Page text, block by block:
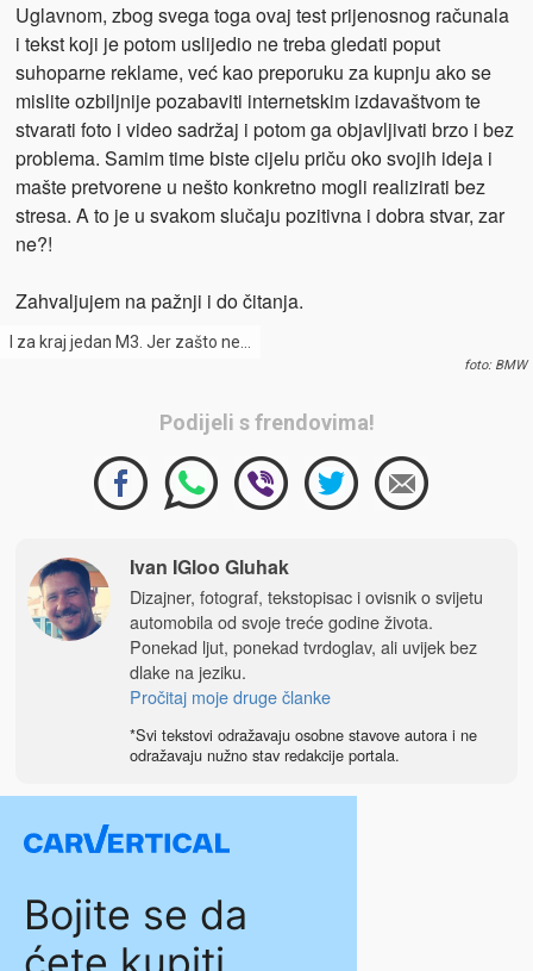
Uglavnom, zbog svega toga ovaj test prijenosnog računala
i tekst koji je potom uslijedio ne treba gledati poput
suhoparne reklame, već kao preporuku za kupnju ako se
mislite ozbiljnije pozabaviti internetskim izdavaštvom te
stvarati foto i video sadržaj i potom ga objavljivati brzo i bez
problema. Samim time biste cijelu priču oko svojih ideja i
mašte pretvorene u nešto konkretno mogli realizirati bez
stresa. A to je u svakom slučaju pozitivna i dobra stvar, zar
ne?!
Zahvaljujem na pažnji i do čitanja.
I za kraj jedan M3. Jer zašto ne…
foto: BMW
Podijeli s frendovima!
Ivan IGloo Gluhak
Dizajner, fotograf, tekstopisac i ovisnik o svijetu
automobila od svoje treće godine života.
Ponekad ljut, ponekad tvrdoglav, ali uvijek bez
dlake na jeziku.
Pročitaj moje druge članke
*Svi tekstovi odražavaju osobne stavove autora i ne
odražavaju nužno stav redakcije portala.